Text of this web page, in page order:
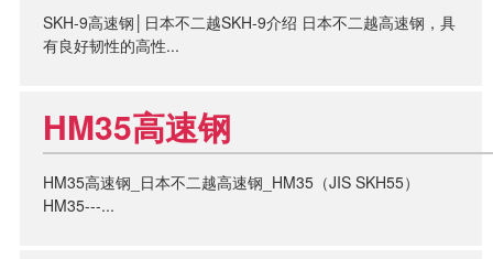
SKH-9高速钢│日本不二越SKH-9介绍 日本不二越高速钢，具
有良好韧性的高性...
HM35高速钢
HM35高速钢_日本不二越高速钢_HM35（JIS SKH55）
HM35---...